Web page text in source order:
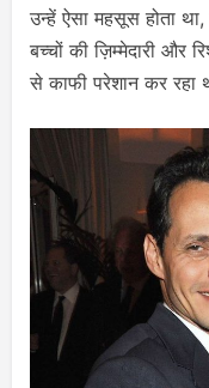
उन्हें ऐसा महसूस होता
बच्चों की ज़िम्मेदारी और
से काफी परेशान कर रहा